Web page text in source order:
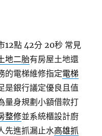
12點 42分 20秒 常見
地二胎有房屋土地還
的電梯維修指定電梯
是銀行議定優良且值
量身規劃小額借款打
整修並系統櫃設計廚
先進抓漏止水高雄抓